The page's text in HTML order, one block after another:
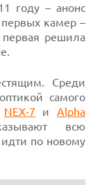
году – анонс
камер –
решила
Среди
самого
NEX-7 и Alpha
всю
идти по новому